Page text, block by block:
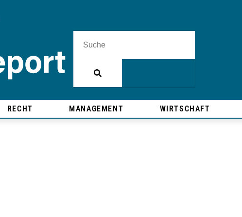
RECHT MANAGEMENT WIRTSCHAFT